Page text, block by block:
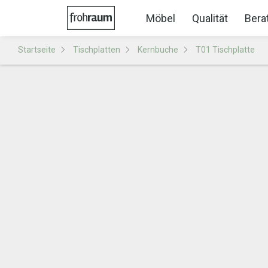
Möbel Qualität
Startseite Tischplatten Kernbuche T01 Tischplatte